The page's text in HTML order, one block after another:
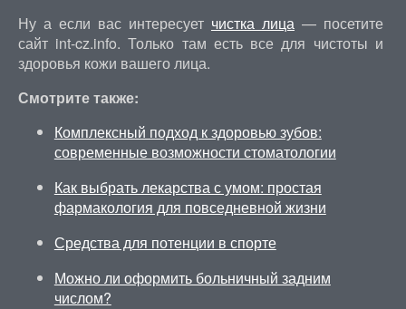
Ну а если вас интересует чистка лица— посетите
сайт int-cz.info. Только там есть все для чистоты и
здоровья кожи вашего лица.
Смотрите также:
Комплексный подход к здоровью зубов:
современные возможности стоматологии
Как выбрать лекарства с умом: простая
фармакология для повседневной жизни
Средства для потенции в спорте
Можно ли оформить больничный задним
числом?